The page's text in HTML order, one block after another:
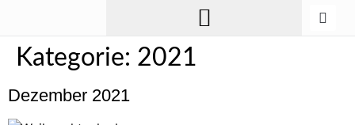
Kategorie: 2021
Dezember 2021